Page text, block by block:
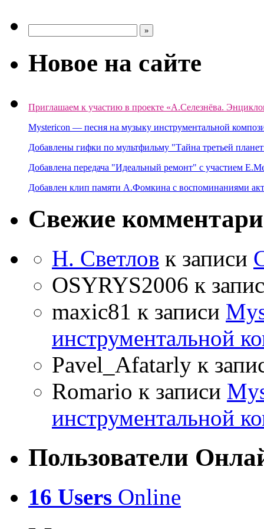
Новое на сайте
Приглашаем к участию в проекте «А.Селезнёва.
Mystericon — песня на музыку инструментальной
Добавлены гифки по мультфильму "Тайна третьей
Добавлена передача "Идеальный ремонт" с участием
Добавлен клип памяти А.Фомкина с воспоминаниями
Свежие
Н. Светлов к записи
OSYRYS2006 к
maxic81 к записи
инструментальной
Pavel_Afatarly к
Romario к записи
инструментальной
Пользователи
16 Users Online